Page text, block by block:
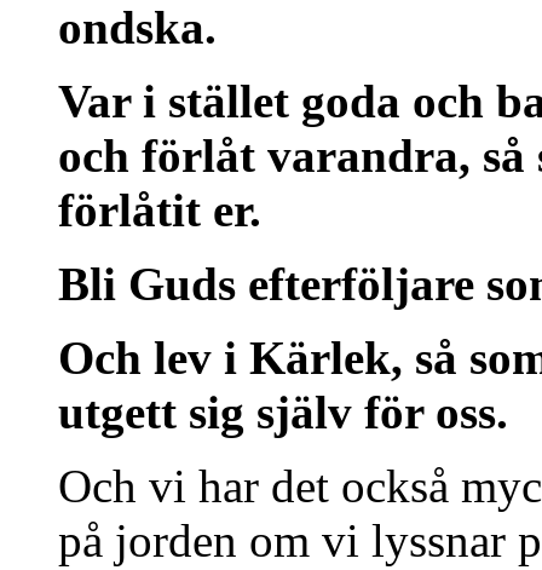
ondska.
Var i stället goda och
och förlåt varandra,
förlåtit er.
Bli Guds efterföljare
Och lev i Kärlek, så
utgett sig själv för oss.
Och vi har det också
på jorden om vi lyssnar